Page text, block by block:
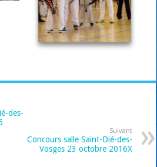
des-
Suivant
Concours salle Saint-Dié-des-
Vosges 23 octobre 2016X